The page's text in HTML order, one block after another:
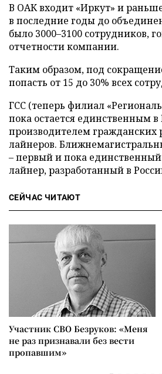
В ОАК входит «Иркут» и
в последние годы до
было 3000–3100 сотрудников,
отчетности компании.
Таким образом, под
попасть от 15 до 30% всех
ГСС (теперь филиал
пока остается единственным в
производителем гражданских
лайнеров.
– первый и пока
лайнер, разработанный в
СЕЙЧАС ЧИТАЮТ
Участник СВО Безруков: «Меня
не раз признавали без вести
пропавшим»